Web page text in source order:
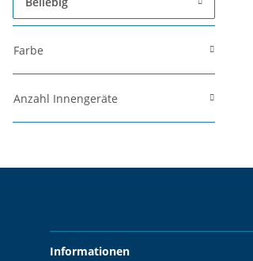
Farbe
Anzahl Innengeräte
Informationen